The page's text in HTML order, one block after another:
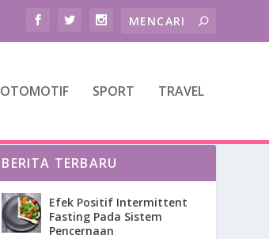
OTOMOTIF SPORT TRAVEL
BERITA TERBARU
Efek Positif Intermittent
Fasting Pada Sistem
Pencernaan